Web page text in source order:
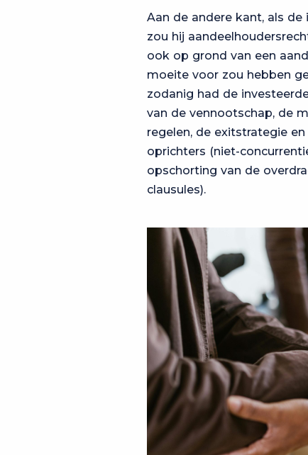
Aan de andere kant, als
zou hij
ook op grond van een
moeite voor zou hebben
zodanig had de
van de vennootschap, de
regelen, de exitstrategie
oprichters (niet-
opschorting van de
clausules).